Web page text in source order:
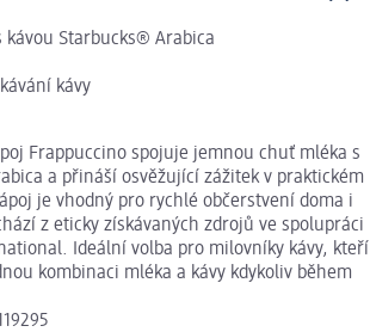
kávou Starbucks® Arabica
kávy
Frappuccino spojuje jemnou chuť mléka s
a přináší osvěžující zážitek v praktickém
je vhodný pro rychlé občerstvení doma i
z eticky získávaných zdrojů ve spolupráci
Ideální volba pro milovníky kávy, kteří
kombinaci mléka a kávy kdykoliv během